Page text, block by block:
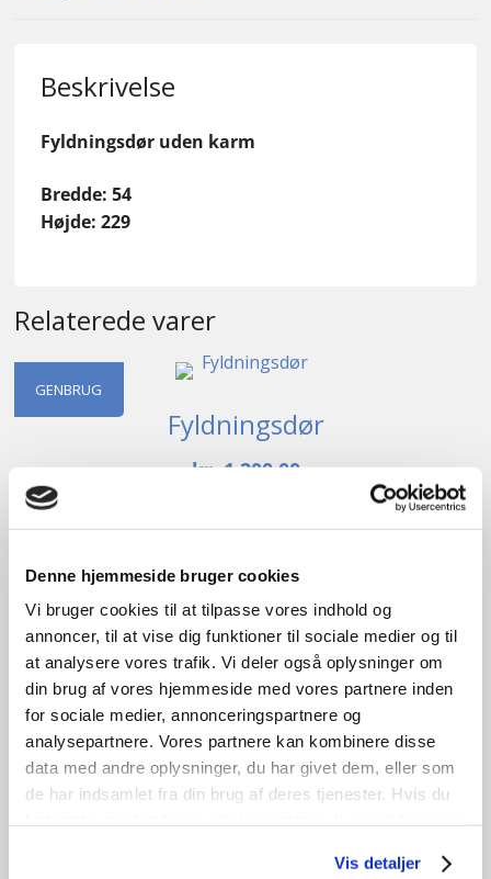
Denne hjemmeside bruger cookies
Vi bruger cookies til at tilpasse vores indhold og
annoncer, til at vise dig funktioner til sociale medier og til
at analysere vores trafik. Vi deler også oplysninger om
din brug af vores hjemmeside med vores partnere inden
for sociale medier, annonceringspartnere og
analysepartnere. Vores partnere kan kombinere disse
data med andre oplysninger, du har givet dem, eller som
de har indsamlet fra din brug af deres tjenester. Hvis du
Vis detaljer
Beskrivelse
Fyldningsdør uden karm
Bredde: 54
Højde: 229
Relaterede varer
GENBRUG
Fyldningsdør
kr.1.200,00
Tilføj til kurv
B96cm /H221cm1stk. på lager
GENBRUG
Fyldningsdør
kr.1.250,00
Tilføj til kurv
stk. på lager